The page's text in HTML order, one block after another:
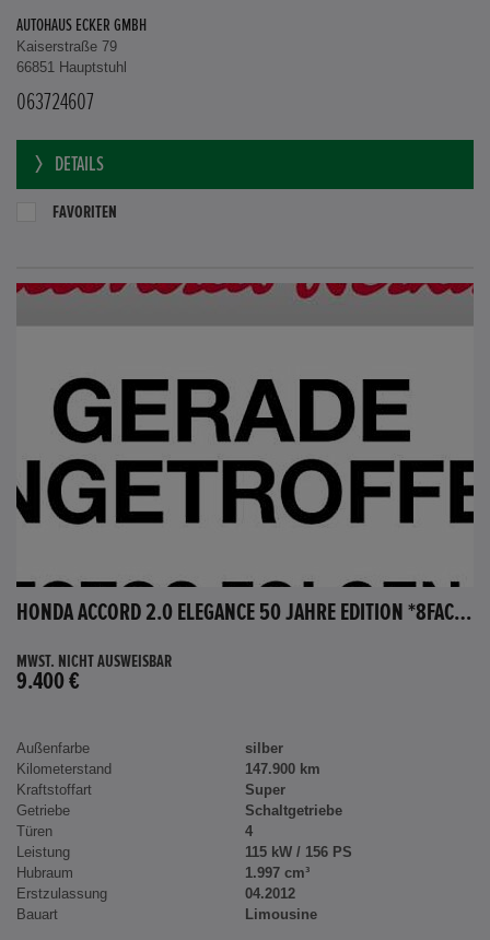
AUTOHAUS ECKER GMBH
Kaiserstraße 79
66851 Hauptstuhl
063724607
DETAILS
FAVORITEN
HONDA ACCORD 2.0 ELEGANCE 50 JAHRE EDITION *8FACH BEREIFT*
MWST. NICHT AUSWEISBAR
9.400 €
Außenfarbe
silber
Kilometerstand
147.900 km
Kraftstoffart
Super
Getriebe
Schaltgetriebe
Türen
4
Leistung
115 kW / 156 PS
Hubraum
1.997 cm³
Erstzulassung
04.2012
Bauart
Limousine